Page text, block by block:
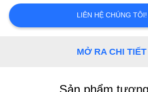
THAM
QUAN
LIÊN HỆ CHÚNG TÔI!
MỞ RA CHI TIẾT
Sản phẩm